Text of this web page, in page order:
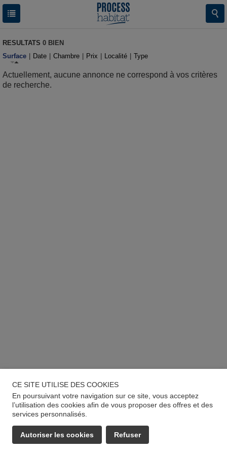
RESULTATS 0 BIEN
Surface
Date Chambre Prix Localité Type
Actuellement, aucune annonce ne correspond à vos critères
de recherche.
CE SITE UTILISE DES COOKIES
En poursuivant votre navigation sur ce site, vous acceptez
l’utilisation des cookies afin de vous proposer des offres et des
services personnalisés.
Autoriser les cookies Refuser